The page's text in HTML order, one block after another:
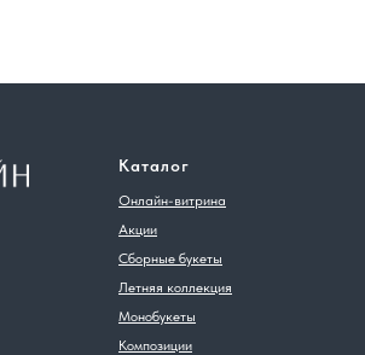
Каталог
Онлайн-витрина
Акции
Сборные букеты
Летняя коллекция
Монобукеты
Композиции